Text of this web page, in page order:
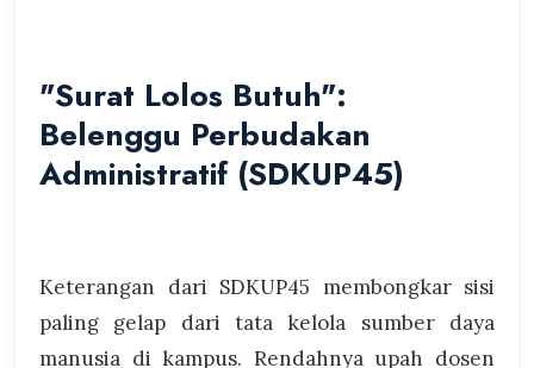
"Surat Lolos Butuh":
Belenggu Perbudakan
Administratif (SDKUP45)
Keterangan dari SDKUP45 membongkar sisi
paling gelap dari tata kelola sumber daya
manusia di kampus. Rendahnya upah dosen